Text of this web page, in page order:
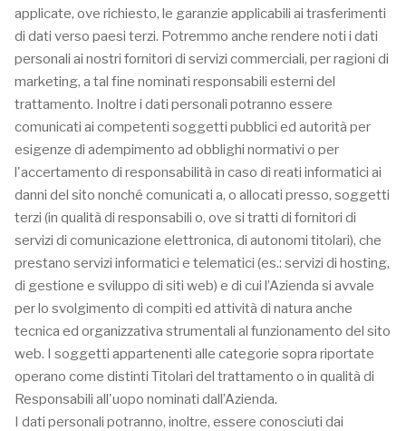
applicate, ove richiesto, le garanzie applicabili ai trasferimenti
di dati verso paesi terzi. Potremmo anche rendere noti i dati
personali ai nostri fornitori di servizi commerciali, per ragioni di
marketing, a tal fine nominati responsabili esterni del
trattamento. Inoltre i dati personali potranno essere
comunicati ai competenti soggetti pubblici ed autorità per
esigenze di adempimento ad obblighi normativi o per
l'accertamento di responsabilità in caso di reati informatici ai
danni del sito nonché comunicati a, o allocati presso, soggetti
terzi (in qualità di responsabili o, ove si tratti di fornitori di
servizi di comunicazione elettronica, di autonomi titolari), che
prestano servizi informatici e telematici (es.: servizi di hosting,
di gestione e sviluppo di siti web) e di cui l’Azienda si avvale
per lo svolgimento di compiti ed attività di natura anche
tecnica ed organizzativa strumentali al funzionamento del sito
web. I soggetti appartenenti alle categorie sopra riportate
operano come distinti Titolari del trattamento o in qualità di
Responsabili all'uopo nominati dall’Azienda.
I dati personali potranno, inoltre, essere conosciuti dai